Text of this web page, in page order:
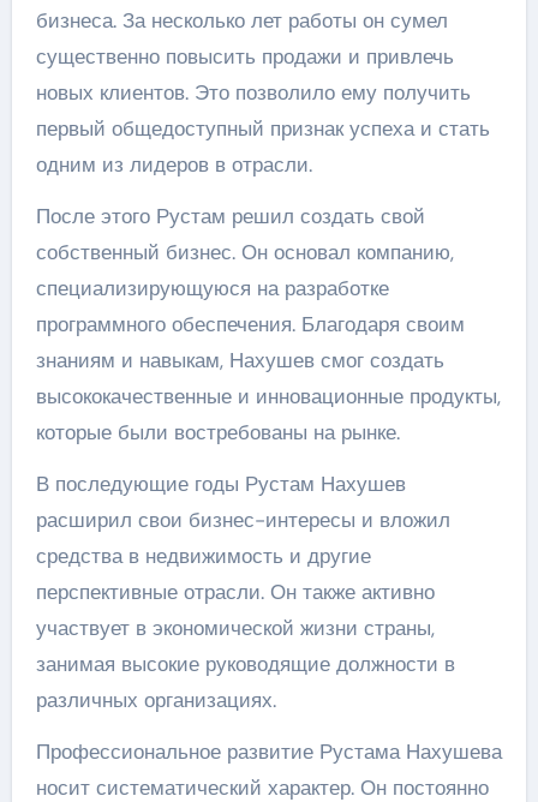
бизнеса. За несколько лет работы он сумел
существенно повысить продажи и привлечь
новых клиентов. Это позволило ему получить
первый общедоступный признак успеха и стать
одним из лидеров в отрасли.
После этого Рустам решил создать свой
собственный бизнес. Он основал компанию,
специализирующуюся на разработке
программного обеспечения. Благодаря своим
знаниям и навыкам, Нахушев смог создать
высококачественные и инновационные продукты,
которые были востребованы на рынке.
В последующие годы Рустам Нахушев
расширил свои бизнес-интересы и вложил
средства в недвижимость и другие
перспективные отрасли. Он также активно
участвует в экономической жизни страны,
занимая высокие руководящие должности в
различных организациях.
Профессиональное развитие Рустама Нахушева
носит систематический характер. Он постоянно